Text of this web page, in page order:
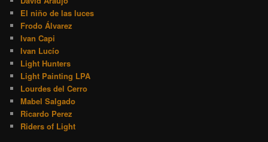
El niño de las luces
Frodo Álvarez
Ivan Capi
Ivan Lucío
Light Hunters
Light Painting LPA
Lourdes del Cerro
Mabel Salgado
Ricardo Perez
Riders of Light